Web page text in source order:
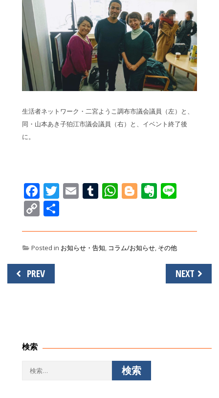
生活者ネットワーク・二宮ようこ調布市議会議員（左）と、
同・山本あき子狛江市議会議員（右）と、イベント終了後
に。
Facebook
Twitter
EmailTumblr
WhatsApp
Blogger
Copy
Posted in お知らせ・告知, コラム/お知らせ, その他
投
稿
PREV NEXT
検索